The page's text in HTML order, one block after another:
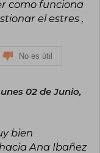
como funciona
el estres ,
No es útil
02 de Junio,
bien
Ana Ibañez